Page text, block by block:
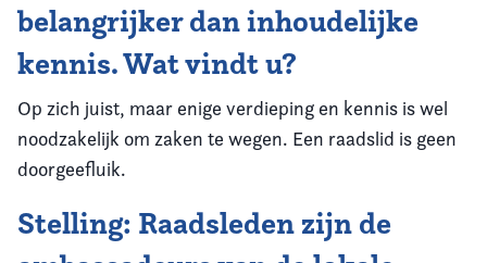
belangrijker dan inhoudelijke
kennis. Wat vindt u?
Op zich juist, maar enige verdieping en kennis is wel
noodzakelijk om zaken te wegen. Een raadslid is geen
doorgeefluik.
Stelling: Raadsleden zijn de